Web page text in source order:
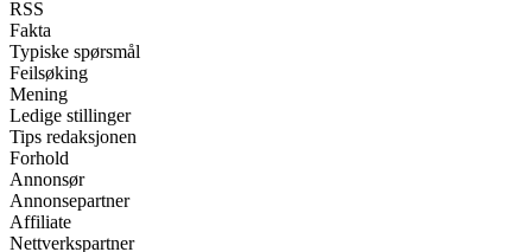
RSS
Fakta
Typiske spørsmål
Feilsøking
Mening
Ledige stillinger
Tips redaksjonen
Forhold
Annonsør
Annonsepartner
Affiliate
Nettverkspartner